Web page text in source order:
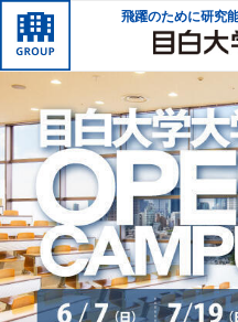
飛躍のために研究